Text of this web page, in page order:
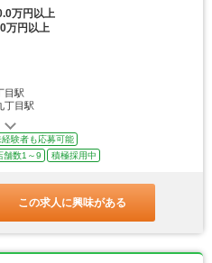
万円以上
万円以上
目駅
丁目駅
経験者も応募可能
舗数1～9 積極採用中
この求人に興味がある